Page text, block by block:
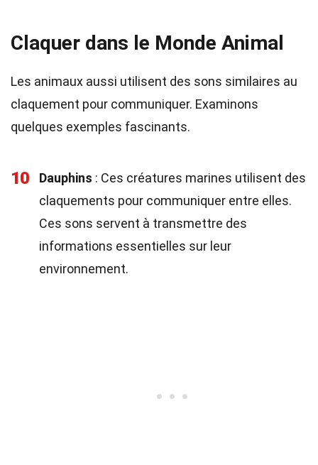
Claquer dans le Monde Animal
Les animaux aussi utilisent des sons similaires au
claquement pour communiquer. Examinons
quelques exemples fascinants.
10 Dauphins : Ces créatures marines utilisent des
claquements pour communiquer entre elles.
Ces sons servent à transmettre des
informations essentielles sur leur
environnement.